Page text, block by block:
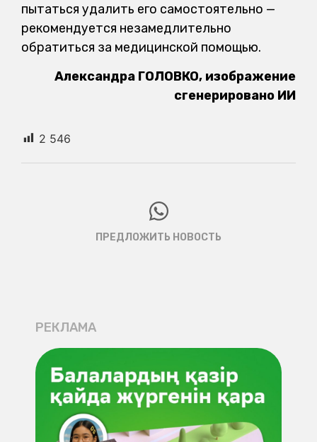
пытаться удалить его самостоятельно —
рекомендуется незамедлительно
обратиться за медицинской помощью.
Александра ГОЛОВКО, изображение
сгенерировано ИИ
2 546
ПРЕДЛОЖИТЬ НОВОСТЬ
РЕКЛАМА